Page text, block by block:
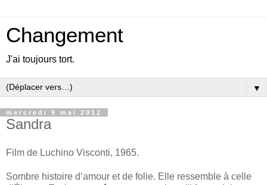
Changement
J'ai toujours tort.
▼
mercredi 9 mai 2012
Sandra
Film de Luchino Visconti, 1965.
Sombre histoire d’amour et de folie. Elle ressemble à celle